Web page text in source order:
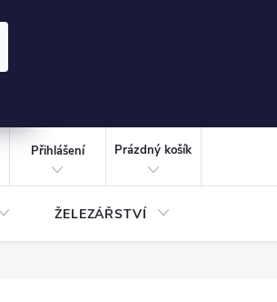
Přihlášení
KOŠÍK
Prázdný košík
ŽELEZÁŘSTVÍ